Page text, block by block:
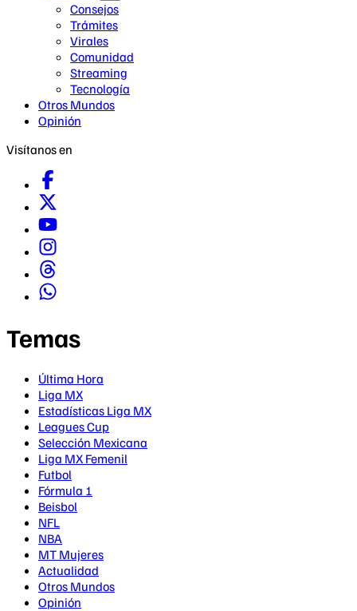
Consejos
Trámites
Virales
Comunidad
Streaming
Tecnología
Otros Mundos
Opinión
Visítanos en
Temas
Última Hora
Liga MX
Estadísticas Liga MX
Leagues Cup
Selección Mexicana
Liga MX Femenil
Futbol
Fórmula 1
Beisbol
NFL
NBA
MT Mujeres
Actualidad
Otros Mundos
Opinión